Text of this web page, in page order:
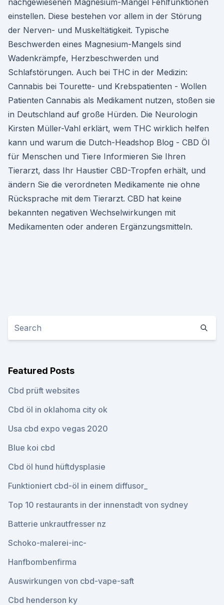
nachgewiesenen Magnesium-Mangel Fehlfunktionen
einstellen. Diese bestehen vor allem in der Störung
der Nerven- und Muskeltätigkeit. Typische
Beschwerden eines Magnesium-Mangels sind
Wadenkrämpfe, Herzbeschwerden und
Schlafstörungen. Auch bei THC in der Medizin:
Cannabis bei Tourette- und Krebspatienten - Wollen
Patienten Cannabis als Medikament nutzen, stoßen sie
in Deutschland auf große Hürden. Die Neurologin
Kirsten Müller-Vahl erklärt, wem THC wirklich helfen
kann und warum die Dutch-Headshop Blog - CBD Öl
für Menschen und Tiere Informieren Sie Ihren
Tierarzt, dass Ihr Haustier CBD-Tropfen erhält, und
ändern Sie die verordneten Medikamente nie ohne
Rücksprache mit dem Tierarzt. CBD hat keine
bekannten negativen Wechselwirkungen mit
Medikamenten oder anderen Ergänzungsmitteln.
Featured Posts
Cbd prüft websites
Cbd öl in oklahoma city ok
Usa cbd expo vegas 2020
Blue koi cbd
Cbd öl hund hüftdysplasie
Funktioniert cbd-öl in einem diffusor_
Top 10 restaurants in der innenstadt von sydney
Batterie unkrautfresser nz
Schoko-malerei-inc-
Hanfbombenfirma
Auswirkungen von cbd-vape-saft
Cbd henderson ky